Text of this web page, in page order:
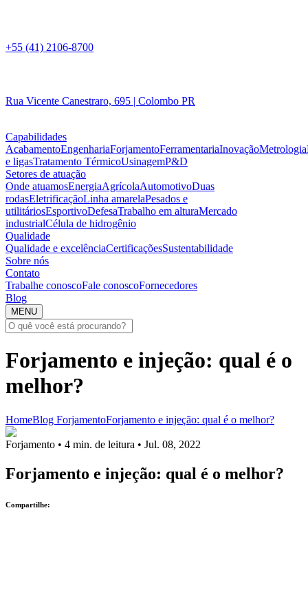
+55 (41) 2106-8700
Rua Vicente Canestraro, 695 | Colombo PR
Capabilidades
AcabamentoEngenhariaForjamentoFerramentariaInovaçãoMetrologia
e ligasTratamento TérmicoUsinagemP&D
Setores de atuação
Onde atuamosEnergiaAgrícolaAutomotivoDuas
rodasEletrificaçãoLinha amarelaPesados e
utilitáriosEsportivoDefesaTrabalho em alturaMercado
industrialCélula de hidrogênio
Qualidade
Qualidade e excelênciaCertificaçõesSustentabilidade
Sobre nós
Contato
Trabalhe conoscoFale conoscoFornecedores
Blog
MENU
Forjamento e injeção: qual é o
melhor?
HomeBlog ForjamentoForjamento e injeção: qual é o melhor?
Forjamento • 4 min. de leitura • Jul. 08, 2022
Forjamento e injeção: qual é o melhor?
Compartilhe: